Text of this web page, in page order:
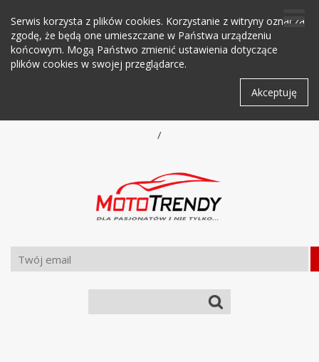
Serwis korzysta z plików cookies. Korzystanie z witryny oznacza
zgodę, że będą one umieszczane w Państwa urządzeniu
końcowym. Mogą Państwo zmienić ustawienia dotyczące
plików cookies w swojej przeglądarce.
Akceptuję
/